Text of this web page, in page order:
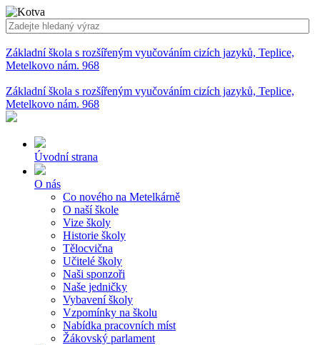
Základní škola s rozšířeným vyučováním cizích jazyků, Teplice,
Metelkovo nám. 968
Základní škola s rozšířeným vyučováním cizích jazyků, Teplice,
Metelkovo nám. 968
Úvodní strana
O nás
Co nového na Metelkárně
O naší škole
Vize školy
Historie školy
Tělocvična
Učitelé školy
Naši sponzoři
Naše jedničky
Vybavení školy
Vzpomínky na školu
Nabídka pracovních míst
Žákovský parlament